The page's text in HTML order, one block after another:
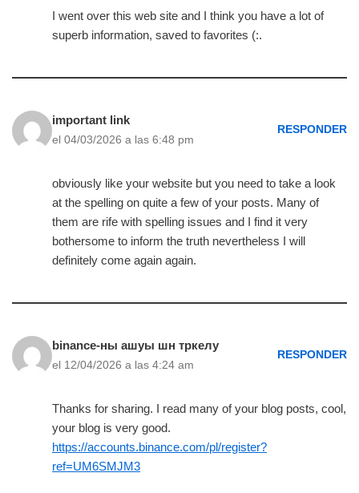
I went over this web site and I think you have a lot of
superb information, saved to favorites (:.
important link
el 04/03/2026 a las 6:48 pm
RESPONDER
obviously like your website but you need to take a look
at the spelling on quite a few of your posts. Many of
them are rife with spelling issues and I find it very
bothersome to inform the truth nevertheless I will
definitely come again again.
binance-ны ашуы шн тркелу
el 12/04/2026 a las 4:24 am
RESPONDER
Thanks for sharing. I read many of your blog posts, cool,
your blog is very good.
https://accounts.binance.com/pl/register?
ref=UM6SMJM3